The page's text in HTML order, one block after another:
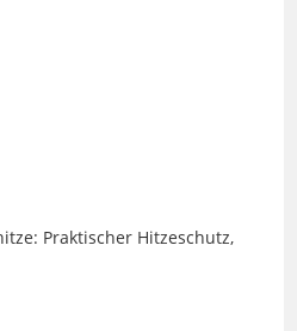
Praktischer Hitzeschutz,